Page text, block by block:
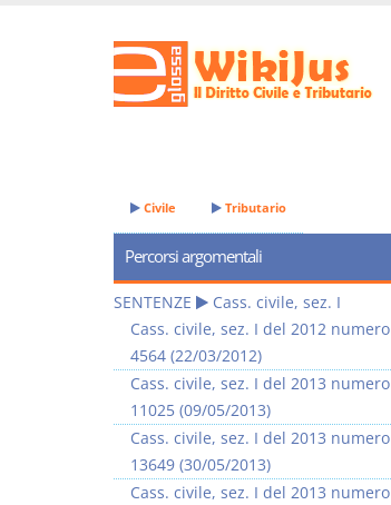
Civile Tributario
Percorsi argomentali
SENTENZE
Cass. civile, sez. I
Cass. civile, sez. I del 2012 numero
4564 (22/03/2012)
Cass. civile, sez. I del 2013 numero
11025 (09/05/2013)
Cass. civile, sez. I del 2013 numero
13649 (30/05/2013)
Cass. civile, sez. I del 2013 numero